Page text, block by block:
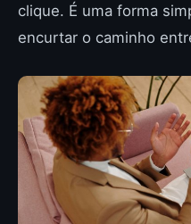
clique. É uma forma
encurtar o caminho